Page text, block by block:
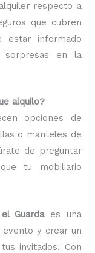
respecto a
que cubren
estar informado
sorpresas en la
alquilo?
opciones de
o manteles de
de preguntar
tu mobiliario
Guarda es una
y crear un
invitados. Con